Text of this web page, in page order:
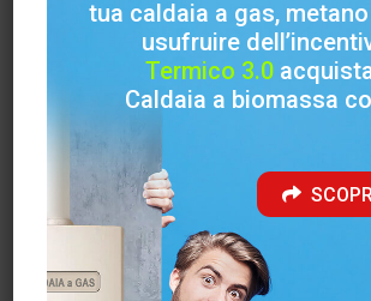
Sede amministrativa
Via Felci ( Zona Industriale ) 03039 Sora
Telefono
+39 0776 812704
tua caldaia a gas,
usufruire
Termico 3.0
Caldaia a biomassa